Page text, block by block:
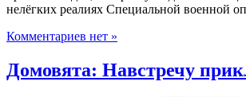
нелёгких реалиях Специальной военной
Комментариев нет »
Домовята: Навстречу